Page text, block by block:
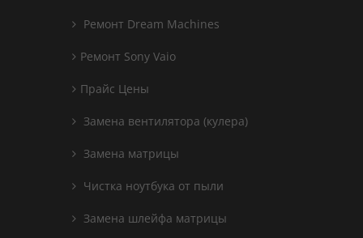
Ремонт Dream Machines
Ремонт Sony Vaio
Прайс Цены
Замена вентилятора (кулера)
Замена матрицы
Чистка ноутбука от пыли
Замена шлейфа матрицы